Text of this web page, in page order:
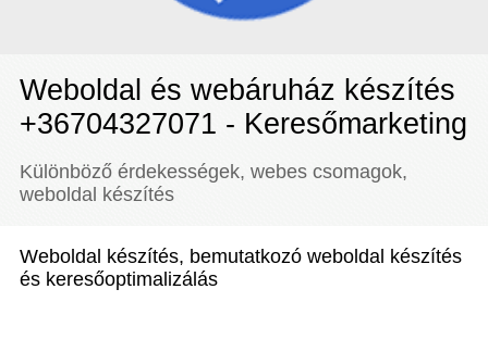
Weboldal és webáruház készítés
+36704327071 - Keresőmarketing
Különböző érdekességek, webes csomagok,
weboldal készítés
Weboldal készítés, bemutatkozó weboldal készítés
és keresőoptimalizálás